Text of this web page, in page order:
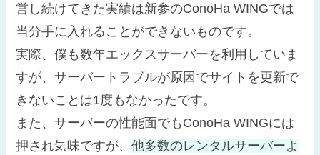
営し続けてきた実績は新参のConoHa WINGでは
当分手に入れることができないものです。
実際、僕も数年エックスサーバーを利用していま
すが、サーバートラブルが原因でサイトを更新で
きないことは1度もなかったです。
また、サーバーの性能面でもConoHa WINGには
押され気味ですが、他多数のレンタルサーバーよ